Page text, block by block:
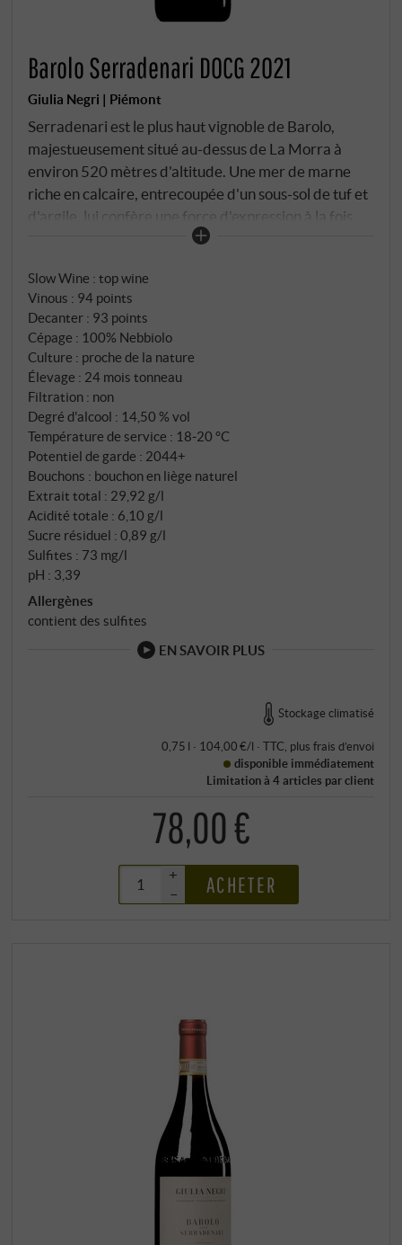
Barolo Serradenari DOCG 2021
Giulia Negri | Piémont
Serradenari est le plus haut vignoble de Barolo,
majestueusement situé au-dessus de La Morra à
environ 520 mètres d'altitude. Une mer de marne
riche en calcaire, entrecoupée d'un sous-sol de tuf et
d'argile, lui confère une force d'expression à la fois
singulièrement claire et excitante. Giulia Negri
presque bourguignonne : proche de la nature,
fermenté spontanément et élevé avec soin. – 30 mois
dans des tonneaux généreux, laissant la structure
avec une note d'intervention minimale. Le millésime
2021, exigeant et élégant, fascine par son fruit froid
et précis – frais et vibrant, mûri pendant des nuits
fraîches, ce nebbiolo est clair et pourtant profond.
Slow Wine : top wine
Vinous : 94 points
Decanter : 93 points
Cépage : 100% Nebbiolo
Culture : proche de la nature
Élevage : 24 mois tonneau
Filtration : non
Degré d'alcool : 14,50 % vol
Température de service : 18‑20 °C
Potentiel de garde : 2044+
Bouchons : bouchon en liège naturel
Extrait total : 29,92 g/l
Acidité totale : 6,10 g/l
Sucre résiduel : 0,89 g/l
Sulfites : 73 mg/l
pH : 3,39
Allergènes
contient des sulfites
EN SAVOIR PLUS
Stockage climatisé
0,75 l · 104,00 €/l · TTC , plus frais d’envoi
disponible immédiatement
Limitation à 4 articles par client
78,00 €
+
–
ACHETER